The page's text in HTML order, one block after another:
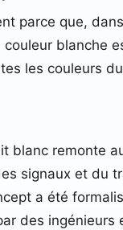
parce que,
couleur blanche
les couleurs
blanc remonte
signaux et du
a été
des ingénieurs